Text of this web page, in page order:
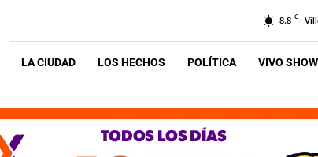
8.8 C
LA CIUDAD LOS HECHOS POLÍTICA VIVO SHOW